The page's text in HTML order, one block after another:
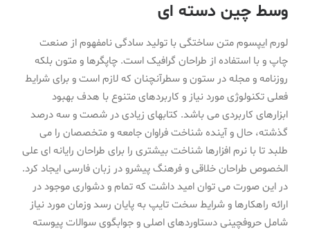
وسط چین دسته ای
لورم ایپسوم متن ساختگی با تولید سادگی نامفهوم از صنعت
چاپ و با استفاده از طراحان گرافیک است. چاپگرها و متون بلکه
روزنامه و مجله در ستون و سطرآنچنان که لازم است و برای شرایط
فعلی تکنولوژی مورد نیاز و کاربردهای متنوع با هدف بهبود
ابزارهای کاربردی می باشد. کتابهای زیادی در شصت و سه درصد
گذشته، حال و آینده شناخت فراوان جامعه و متخصصان را می
طلبد تا با نرم افزارها شناخت بیشتری را برای طراحان رایانه ای علی
الخصوص طراحان خلاقی و فرهنگ پیشرو در زبان فارسی ایجاد کرد.
در این صورت می توان امید داشت که تمام و دشواری موجود در
ارائه راهکارها و شرایط سخت تایپ به پایان رسد وزمان مورد نیاز
شامل حروفچینی دستاوردهای اصلی و جوابگوی سوالات پیوسته